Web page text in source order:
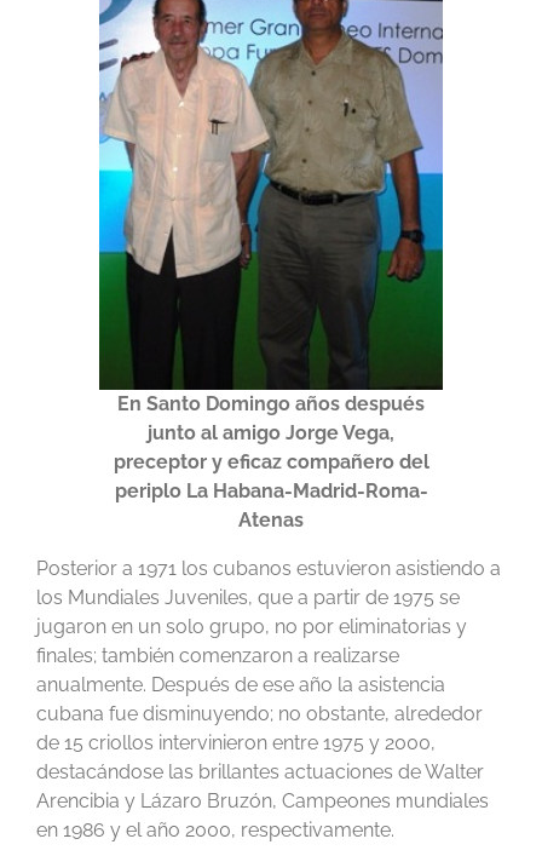
En Santo Domingo años después
junto al amigo Jorge Vega,
preceptor y eficaz compañero del
periplo La Habana-Madrid-Roma-
Atenas
Posterior a 1971 los cubanos estuvieron asistiendo a
los Mundiales Juveniles, que a partir de 1975 se
jugaron en un solo grupo, no por eliminatorias y
finales; también comenzaron a realizarse
anualmente. Después de ese año la asistencia
cubana fue disminuyendo; no obstante, alrededor
de 15 criollos intervinieron entre 1975 y 2000,
destacándose las brillantes actuaciones de Walter
Arencibia y Lázaro Bruzón, Campeones mundiales
en 1986 y el año 2000, respectivamente.